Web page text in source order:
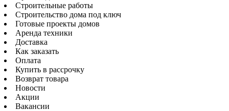
Строительные работы
Строительство дома под ключ
Готовые проекты домов
Аренда техники
Доставка
Как заказать
Оплата
Купить в рассрочку
Возврат товара
Новости
Акции
Вакансии